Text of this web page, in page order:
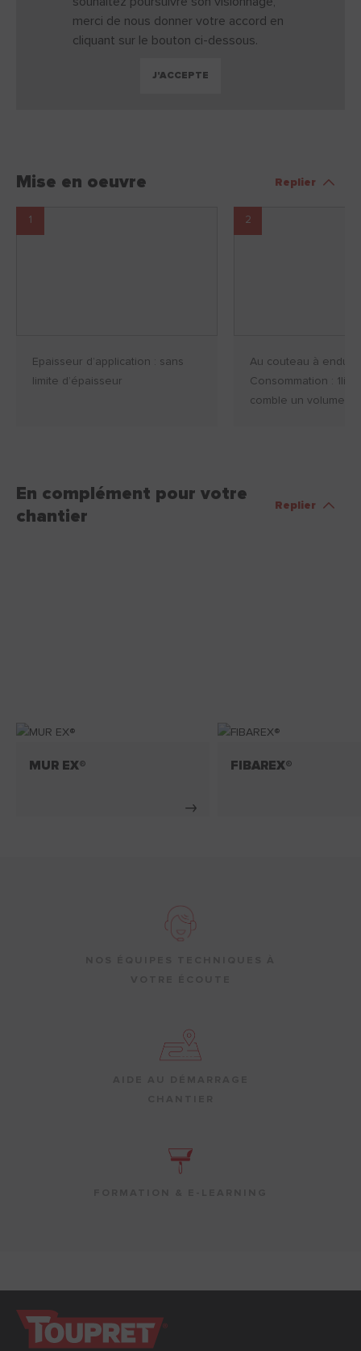
merci de nous donner votre accord en
cliquant sur le bouton ci-dessous.
J'ACCEPTE
Mise en oeuvre Replier
1
Epaisseur d’application : sans
limite d’épaisseur
2
Au couteau à
Consommation :
comble un volume
En complément pour votre
chantier
Replier
MUR EX® FIBAREX®